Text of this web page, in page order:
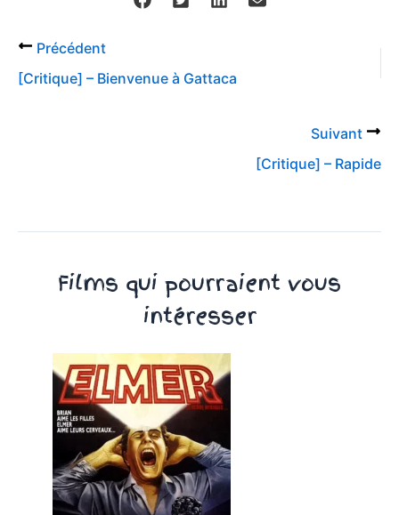
Précédent
[Critique] – Bienvenue à Gattaca
Suivant
[Critique] – Rapide
Films qui pourraient vous
intéresser